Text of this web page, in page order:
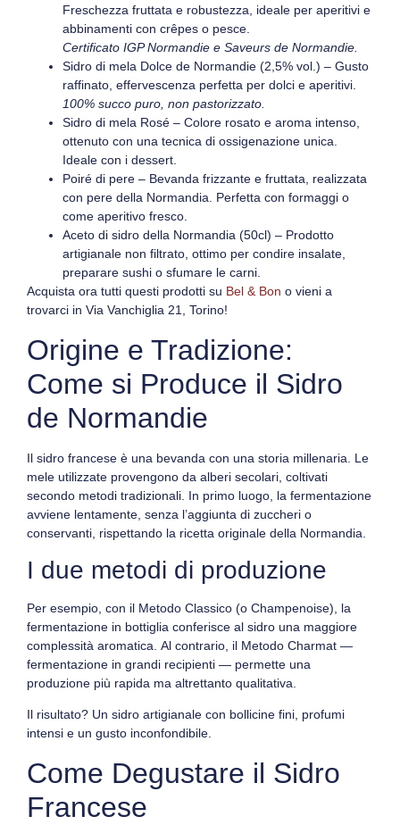
Freschezza fruttata e robustezza, ideale per aperitivi e
abbinamenti con crêpes o pesce.
Certificato IGP Normandie e Saveurs de Normandie.
Sidro di mela Dolce de Normandie (2,5% vol.) – Gusto
raffinato, effervescenza perfetta per dolci e aperitivi.
100% succo puro, non pastorizzato.
Sidro di mela Rosé – Colore rosato e aroma intenso,
ottenuto con una tecnica di ossigenazione unica.
Ideale con i dessert.
Poiré di pere – Bevanda frizzante e fruttata, realizzata
con pere della Normandia. Perfetta con formaggi o
come aperitivo fresco.
Aceto di sidro della Normandia (50cl) – Prodotto
artigianale non filtrato, ottimo per condire insalate,
preparare sushi o sfumare le carni.
Acquista ora tutti questi prodotti su Bel & Bon o vieni a
trovarci in Via Vanchiglia 21, Torino!
Origine e Tradizione:
Come si Produce il Sidro
de Normandie
Il sidro francese è una bevanda con una storia millenaria. Le
mele utilizzate provengono da alberi secolari, coltivati
secondo metodi tradizionali. In primo luogo , la fermentazione
avviene lentamente, senza l’aggiunta di zuccheri o
conservanti, rispettando la ricetta originale della Normandia
I due metodi di produzione
Per esempio , con il Metodo Classico (o Champenoise) , la
fermentazione in bottiglia conferisce al sidro una maggiore
complessità aromatica. Al contrario , il Metodo Charmat —
fermentazione in grandi recipienti — permette una
produzione più rapida ma altrettanto qualitativa.
Il risultato? Un sidro artigianale con bollicine fini, profumi
intensi e un gusto inconfondibile.
Come Degustare il Sidro
Francese